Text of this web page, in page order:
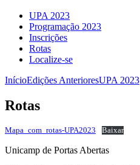
UPA 2023
Programação 2023
Inscrições
Rotas
Localize-se
InícioEdições AnterioresUPA 2023
Rotas
Mapa_com_rotas-UPA2023 Baixar
Unicamp de Portas Abertas